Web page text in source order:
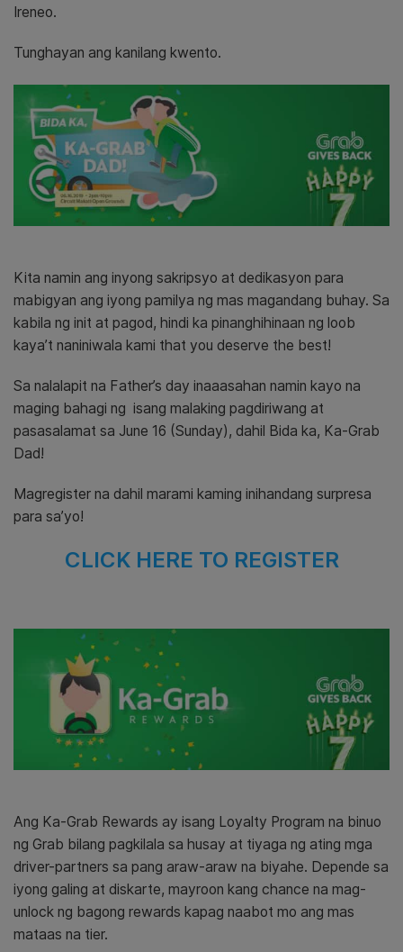
Ireneo.
Tunghayan ang kanilang kwento.
Kita namin ang inyong sakripsyo at dedikasyon para
mabigyan ang iyong pamilya ng mas magandang buhay. Sa
kabila ng init at pagod, hindi ka pinanghihinaan ng loob
kaya’t naniniwala kami that you deserve the best!
Sa nalalapit na Father’s day inaaasahan namin kayo na
maging bahagi ng isang malaking pagdiriwang at
pasasalamat sa June 16 (Sunday), dahil Bida ka, Ka-Grab
Dad!
Magregister na dahil marami kaming inihandang surpresa
para sa’yo!
CLICK HERE TO REGISTER
Ang Ka-Grab Rewards ay isang Loyalty Program na binuo
ng Grab bilang pagkilala sa husay at tiyaga ng ating mga
driver-partners sa pang araw-araw na biyahe. Depende sa
iyong galing at diskarte, mayroon kang chance na mag-
unlock ng bagong rewards kapag naabot mo ang mas
mataas na tier.